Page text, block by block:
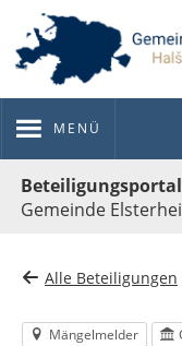
MENÜ
Beteiligungsportal
Gemeinde
Alle Beteiligungen
Mängelmelder